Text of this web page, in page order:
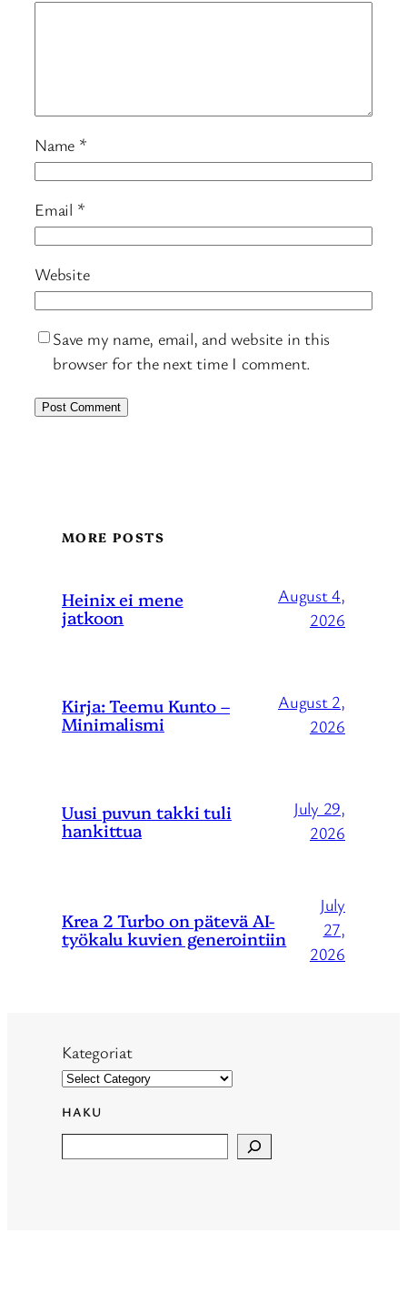
Name *
Email *
Website
Save my name, email, and website in this
browser for the next time I comment.
MORE POSTS
Heinix ei mene
jatkoon
August 4,
2026
Kirja: Teemu Kunto –
Minimalismi
August 2,
2026
Uusi puvun takki tuli
hankittua
July 29,
2026
Krea 2 Turbo on pätevä AI-
työkalu kuvien generointiin
July
27,
2026
Kategoriat
HAKU